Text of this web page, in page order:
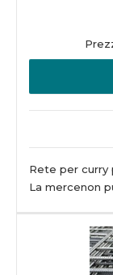
Rete per curry
La mercenon